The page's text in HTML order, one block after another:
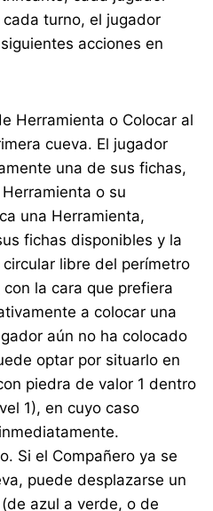
turno, el jugador
acciones en
Herramienta o Colocar al
cueva. El jugador
una de sus fichas,
o su
una Herramienta,
fichas disponibles y la
libre del perímetro
la cara que prefiera
a colocar una
aún no ha colocado
optar por situarlo en
piedra de valor 1 dentro
1), en cuyo caso
Si el Compañero ya se
puede desplazarse un
azul a verde, o de